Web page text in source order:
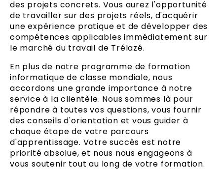
des projets concrets. Vous aurez l'opportunité
de travailler sur des projets réels, d'acquérir
une expérience pratique et de développer des
compétences applicables immédiatement sur
le marché du travail de Trélazé.
En plus de notre programme de formation
informatique de classe mondiale, nous
accordons une grande importance à notre
service à la clientèle. Nous sommes là pour
répondre à toutes vos questions, vous fournir
des conseils d'orientation et vous guider à
chaque étape de votre parcours
d'apprentissage. Votre succès est notre
priorité absolue, et nous nous engageons à
vous soutenir tout au long de votre formation.